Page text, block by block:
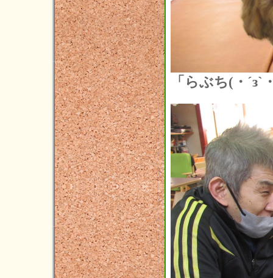
2018年07月(1)
2018年06月(3)
2018年05月(2)
2018年04月(3)
2018年03月(5)
2018年02月(5)
2018年01月(4)
2017年12月(2)
2017年11月(3)
2017年10月(7)
2017年09月(8)
2017年08月(5)
2017年07月(9)
2017年06月(4)
「らぶち(・´з`